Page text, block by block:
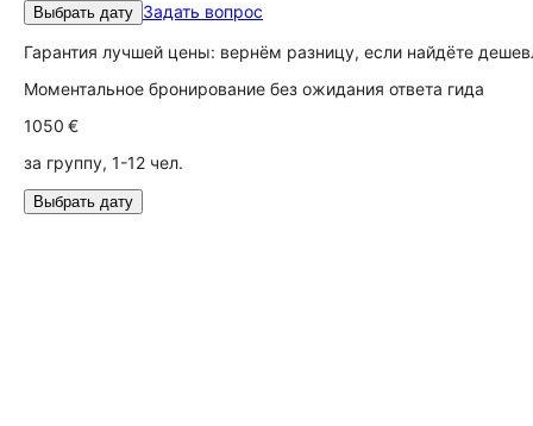
Выбрать дату Задать вопрос
Гарантия лучшей цены: вернём разницу, если найдёте
Моментальное бронирование без ожидания ответа гида
1050 €
за группу, 1-12 чел.
Выбрать дату